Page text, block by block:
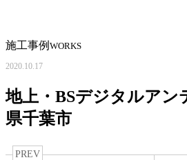
施工事例 WORKS
2020.10.17
地上・BSデジタルアン
県千葉市
PREV